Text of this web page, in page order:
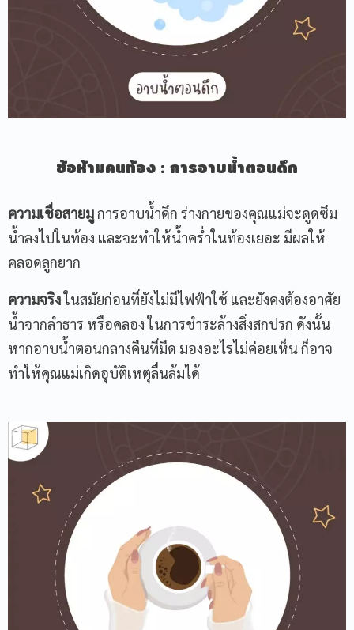
ข้อห้ามคนท้อง : การอาบน้ำตอนดึก
ความเชื่อสายมูการอาบน้ำดึก ร่างกายของคุณแม่จะดูดซึม
น้ำลงไปในท้อง และจะทำให้น้ำคร่ำในท้องเยอะ มีผลให้
คลอดลูกยาก
ความจริงในสมัยก่อนที่ยังไม่มีไฟฟ้าใช้ และยังคงต้องอาศัย
น้ำจากลำธาร หรือคลอง ในการชำระล้างสิ่งสกปรก ดังนั้น
หากอาบน้ำตอนกลางคืนที่มืด มองอะไรไม่ค่อยเห็น ก็อาจ
ทำให้คุณแม่เกิดอุบัติเหตุลื่นล้มได้